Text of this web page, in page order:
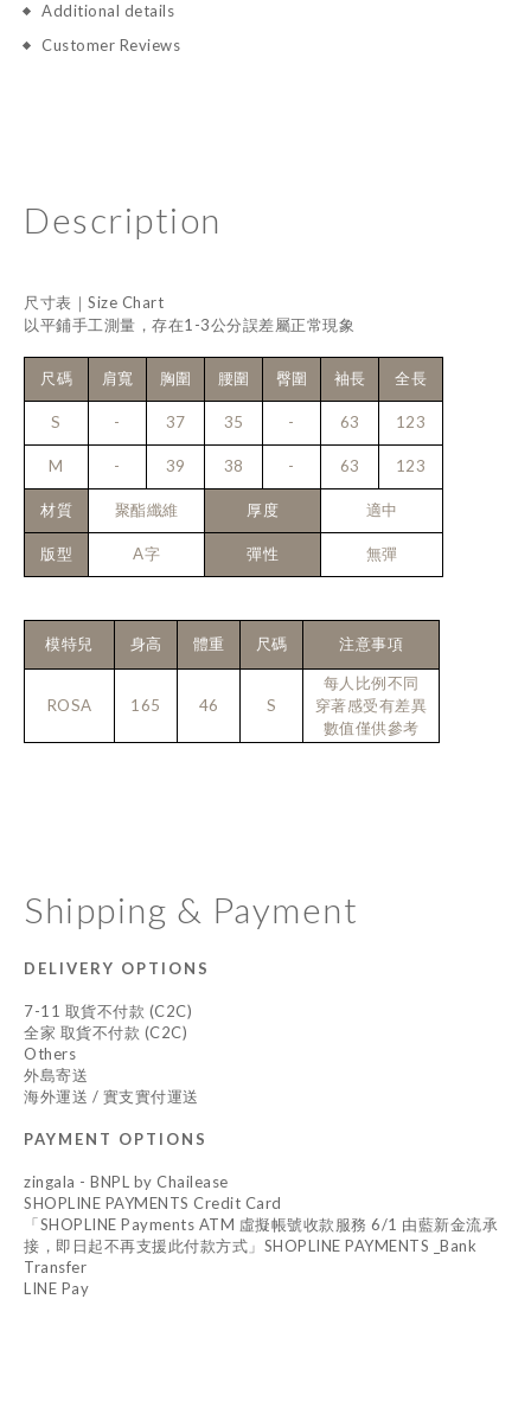
Additional details
Customer Reviews
Description
尺寸表｜Size Chart
以平鋪手工測量，存在1-3公分誤差屬正常現象
尺碼 肩寬 胸圍 腰圍 臀圍 袖長 全長
S - 37 35 - 63 123
M - 39 38 - 63 123
材質 聚酯纖維 厚度 適中
版型 A字 彈性 無彈
模特兒 身高 體重 尺碼 注意事項
ROSA 165 46 S
每人比例不同
穿著感受有差異
數值僅供參考
Shipping & Payment
DELIVERY OPTIONS
7-11 取貨不付款 (C2C)
全家 取貨不付款 (C2C)
Others
外島寄送
海外運送 / 實支實付運送
PAYMENT OPTIONS
zingala - BNPL by Chailease
SHOPLINE PAYMENTS Credit Card
「SHOPLINE Payments ATM 虛擬帳號收款服務 6/1 由藍新金流承
接，即日起不再支援此付款方式」SHOPLINE PAYMENTS _Bank
Transfer
LINE Pay